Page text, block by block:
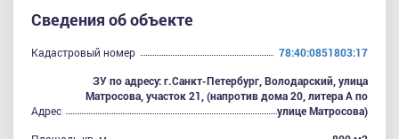
Сведения об объекте
Кадастровый номер 78:40:0851803:17
Адрес
ЗУ по адресу: г.Санкт-Петербург, Володарский, улица
Матросова, участок 21, (напротив дома 20, литера А по
улице Матросова)